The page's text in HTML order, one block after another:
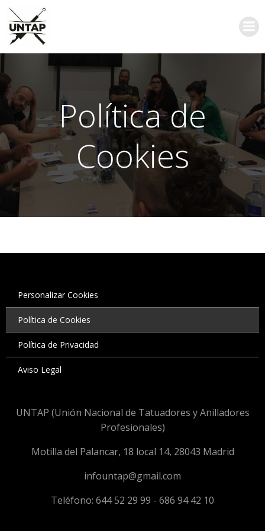
Política de
Cookies
Personalizar Cookies
Política de Cookies
Política de Privacidad
Aviso Legal
UNTAP (Unión Nacional de Tatuadores y Anilladores
Profesionales)
Motilla del Palancar, 18 local 14, 28043 Madrid
infountap@gmail.com
Teléfono: 644 52 29 99 - 686 94 42 10